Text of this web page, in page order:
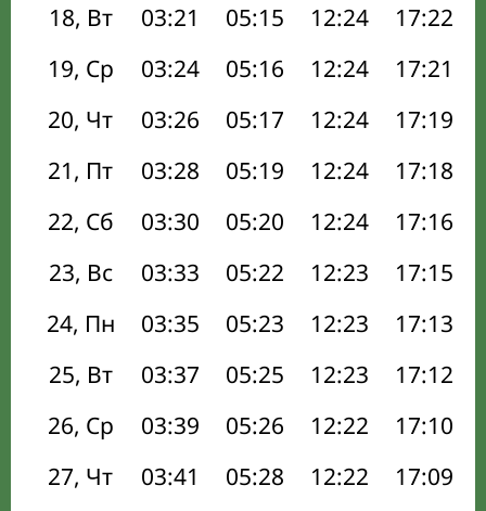
18, Вт
03:21 05:15 12:24 17:22
19, Ср
03:24 05:16 12:24 17:21
20, Чт
03:26 05:17 12:24 17:19
21, Пт
03:28 05:19 12:24 17:18
22, Сб
03:30 05:20 12:24 17:16
23, Вс
03:33 05:22 12:23 17:15
24, Пн
03:35 05:23 12:23 17:13
25, Вт
03:37 05:25 12:23 17:12
26, Ср
03:39 05:26 12:22 17:10
27, Чт
03:41 05:28 12:22 17:09